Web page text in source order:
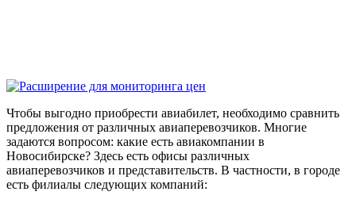
Чтобы выгодно приобрести авиабилет, необходимо сравнить
предложения от различных авиаперевозчиков. Многие
задаются вопросом: какие есть авиакомпании в
Новосибирске? Здесь есть офисы различных
авиаперевозчиков и представительств. В частности, в городе
есть филиалы следующих компаний: